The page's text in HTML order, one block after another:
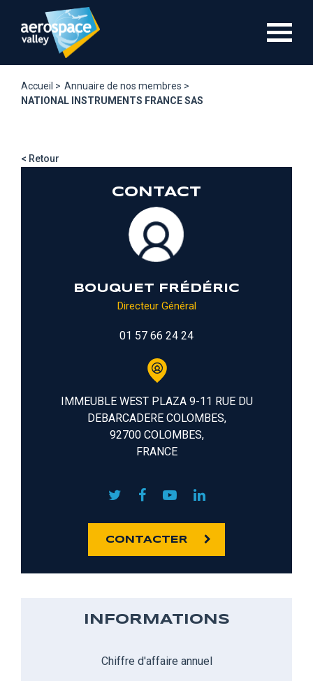
contenu
Accueil > Annuaire de nos membres >
NATIONAL INSTRUMENTS FRANCE SAS
< Retour
CONTACT
BOUQUET FRÉDÉRIC
Directeur Général
01 57 66 24 24
IMMEUBLE WEST PLAZA 9-11 RUE DU
DEBARCADERE COLOMBES,
92700 COLOMBES,
FRANCE
CONTACTER
INFORMATIONS
Chiffre d'affaire annuel